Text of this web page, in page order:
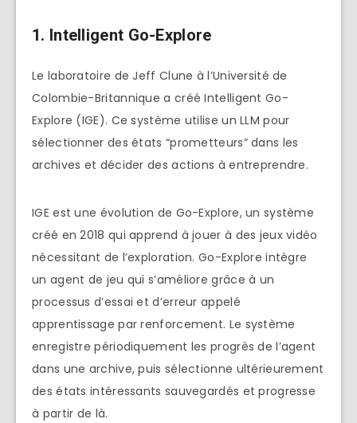
1. Intelligent Go-Explore
Le laboratoire de Jeff Clune à l’Université de
Colombie-Britannique a créé Intelligent Go-
Explore (IGE). Ce système utilise un LLM pour
sélectionner des états “prometteurs” dans les
archives et décider des actions à entreprendre.
IGE est une évolution de Go-Explore, un système
créé en 2018 qui apprend à jouer à des jeux vidéo
nécessitant de l’exploration. Go-Explore intègre
un agent de jeu qui s’améliore grâce à un
processus d’essai et d’erreur appelé
apprentissage par renforcement. Le système
enregistre périodiquement les progrès de l’agent
dans une archive, puis sélectionne ultérieurement
des états intéressants sauvegardés et progresse
à partir de là.